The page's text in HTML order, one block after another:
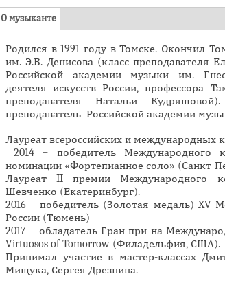
Г
П
П
Д
О
О музыканте(
а
к
т
и
в
н
я
в
к
л
а
д
к
а
Родился в 1991 году в Томске. Окончил
им. Э.В. Денисова (класс преподавателя
Российской академии музыки им.
деятеля искусств России, профессора
преподавателя Натальи
преподаватель Российской академии
Лауреат всероссийских и международных
2014 – победитель
номинации «Фортепианное соло» (Санкт-
Лауреат II премии Международного
Шевченко (Екатеринбург).
2016 – победитель (Золотая медаль) XV
России (Тюмень)
2017 – обладатель Гран-при на
Virtuosos of Tomorrow (Филадельфия, США).
Принимал участие в мастер-классах
Мищука, Сергея Дрезнина.